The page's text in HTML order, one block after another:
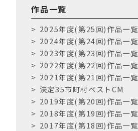
作品一覧
2025年度(第25回)作品一覧
2024年度(第24回)作品一覧
2023年度(第23回)作品一覧
2022年度(第22回)作品一覧
2021年度(第21回)作品一覧
決定35市町村ベストCM
2019年度(第20回)作品一覧
2018年度(第19回)作品一覧
2017年度(第18回)作品一覧